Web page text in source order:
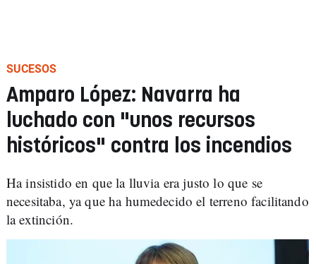
SUCESOS
Amparo López: Navarra ha
luchado con "unos recursos
históricos" contra los incendios
Ha insistido en que la lluvia era justo lo que se
necesitaba, ya que ha humedecido el terreno facilitando
la extinción.